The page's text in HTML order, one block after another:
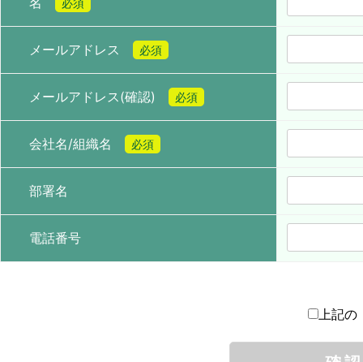
必須
メールアドレス 必須
メールアドレス(確認) 必須
会社名/組織名 必須
部署名
電話番号
上記の